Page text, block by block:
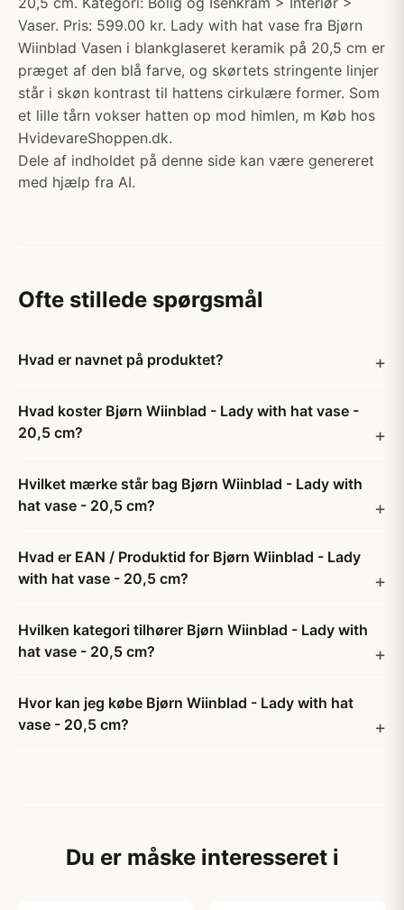
Vaser. Pris: 599.00 kr. Lady with hat vase fra Bjørn
Wiinblad Vasen i blankglaseret keramik på 20,5 cm er
præget af den blå farve, og skørtets stringente linjer
står i skøn kontrast til hattens cirkulære former. Som
et lille tårn vokser hatten op mod himlen, m Køb hos
HvidevareShoppen.dk.
Dele af indholdet på denne side kan være genereret
med hjælp fra AI.
Ofte stillede spørgsmål
Hvad er navnet på produktet?
Hvad koster Bjørn Wiinblad - Lady with hat vase -
20,5 cm?
Hvilket mærke står bag Bjørn Wiinblad - Lady with
hat vase - 20,5 cm?
Hvad er EAN / Produktid for Bjørn Wiinblad - Lady
with hat vase - 20,5 cm?
Hvilken kategori tilhører Bjørn Wiinblad - Lady with
hat vase - 20,5 cm?
Hvor kan jeg købe Bjørn Wiinblad - Lady with hat
vase - 20,5 cm?
Du er måske interesseret i